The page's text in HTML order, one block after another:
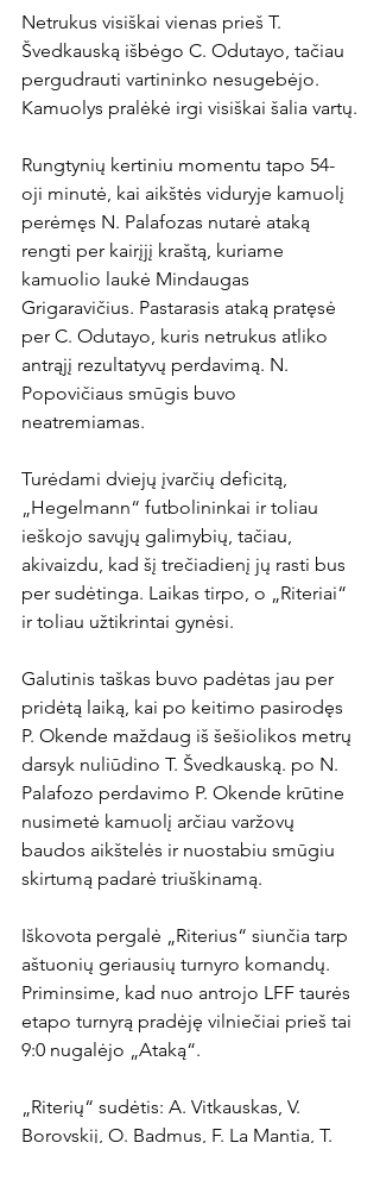
Netrukus visiškai vienas prieš T.
Švedkauską išbėgo C. Odutayo, tačiau
pergudrauti vartininko nesugebėjo.
Kamuolys pralėkė irgi visiškai šalia vartų.
Rungtynių kertiniu momentu tapo 54-
oji minutė, kai aikštės viduryje kamuolį
perėmęs N. Palafozas nutarė ataką
rengti per kairįjį kraštą, kuriame
kamuolio laukė Mindaugas
Grigaravičius. Pastarasis ataką pratęsė
per C. Odutayo, kuris netrukus atliko
antrąjį rezultatyvų perdavimą. N.
Popovičiaus smūgis buvo
neatremiamas.
Turėdami dviejų įvarčių deficitą,
„Hegelmann“ futbolininkai ir toliau
ieškojo savųjų galimybių, tačiau,
akivaizdu, kad šį trečiadienį jų rasti bus
per sudėtinga. Laikas tirpo, o „Riteriai“
ir toliau užtikrintai gynėsi.
Galutinis taškas buvo padėtas jau per
pridėtą laiką, kai po keitimo pasirodęs
P. Okende maždaug iš šešiolikos metrų
darsyk nuliūdino T. Švedkauską. po N.
Palafozo perdavimo P. Okende krūtine
nusimetė kamuolį arčiau varžovų
baudos aikštelės ir nuostabiu smūgiu
skirtumą padarė triuškinamą.
Iškovota pergalė „Riterius“ siunčia tarp
aštuonių geriausių turnyro komandų.
Priminsime, kad nuo antrojo LFF taurės
etapo turnyrą pradėję vilniečiai prieš tai
9:0 nugalėjo „Ataką“.
„Riterių“ sudėtis: A. Vitkauskas, V.
Borovskij, O. Badmus, F. La Mantia, T.